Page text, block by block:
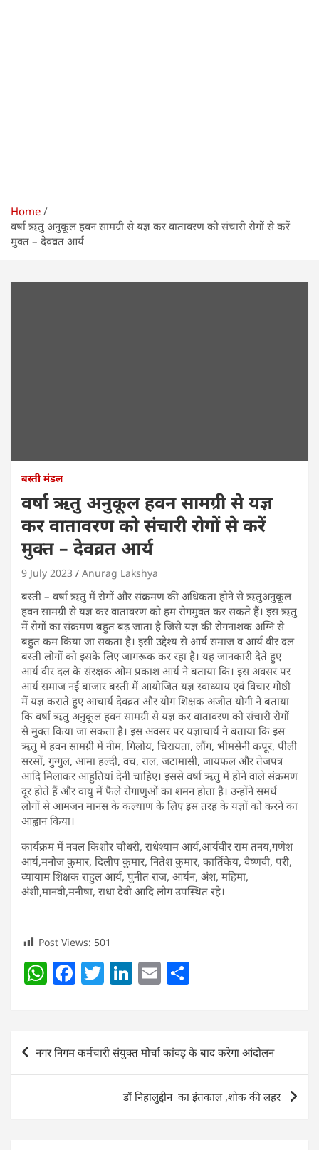
Home
वर्षा ऋतु अनुकूल हवन सामग्री से यज्ञ कर वातावरण को संचारी रोगों से करें
मुक्त – देवव्रत आर्य
बस्ती मंडल
वर्षा ऋतु अनुकूल हवन सामग्री से यज्ञ
कर वातावरण को संचारी रोगों से करें
मुक्त – देवव्रत आर्य
9 July 2023 Anurag Lakshya
बस्ती – वर्षा ऋतु में रोगों और संक्रमण की अधिकता होने से ऋतुअनुकूल
हवन सामग्री से यज्ञ कर वातावरण को हम रोगमुक्त कर सकते हैं। इस ऋतु
में रोगों का संक्रमण बहुत बढ़ जाता है जिसे यज्ञ की रोगनाशक अग्नि से
बहुत कम किया जा सकता है। इसी उद्देश्य से आर्य समाज व आर्य वीर दल
बस्ती लोगों को इसके लिए जागरूक कर रहा है। यह जानकारी देते हुए
आर्य वीर दल के संरक्षक ओम प्रकाश आर्य ने बताया कि। इस अवसर पर
आर्य समाज नई बाजार बस्ती में आयोजित यज्ञ स्वाध्याय एवं विचार गोष्ठी
में यज्ञ कराते हुए आचार्य देवव्रत और योग शिक्षक अजीत योगी ने बताया
कि वर्षा ऋतु अनुकूल हवन सामग्री से यज्ञ कर वातावरण को संचारी रोगों
से मुक्त किया जा सकता है। इस अवसर पर यज्ञाचार्य ने बताया कि इस
ऋतु में हवन सामग्री में नीम, गिलोय, चिरायता, लौंग, भीमसेनी कपूर, पीली
सरसों, गुग्गुल, आमा हल्दी, वच, राल, जटामासी, जायफल और तेजपत्र
आदि मिलाकर आहुतियां देनी चाहिए। इससे वर्षा ऋतु में होने वाले संक्रमण
दूर होते हैं और वायु में फैले रोगाणुओं का शमन होता है। उन्होंने समर्थ
लोगों से आमजन मानस के कल्याण के लिए इस तरह के यज्ञों को करने का
आह्वान किया।
कार्यक्रम में नवल किशोर चौधरी, राधेश्याम आर्य,आर्यवीर राम तनय,गणेश
आर्य,मनोज कुमार, दिलीप कुमार, नितेश कुमार, कार्तिकेय, वैष्णवी, परी,
व्यायाम शिक्षक राहुल आर्य, पुनीत राज, आर्यन, अंश, महिमा,
अंशी,मानवी,मनीषा, राधा देवी आदि लोग उपस्थित रहे।
Post Views: 501
W
at
s
A
F
c
e
b
T
itt
er
Li
k
e
dI
n
E
ai
l
ar
e
Post
navigation
नगर निगम कर्मचारी संयुक्त मोर्चा कांवड़ के बाद करेगा आंदोलन
डॉ निहालुद्दीन का इंतकाल ,शोक की लहर